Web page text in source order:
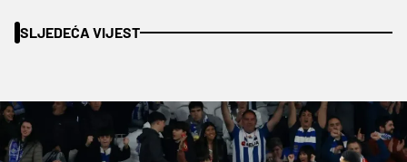
SLJEDEĆA VIJEST